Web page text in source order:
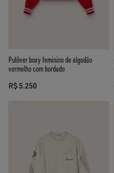
Pulôver boxy feminino de algodão
vermelho com bordado
R$ 5.250